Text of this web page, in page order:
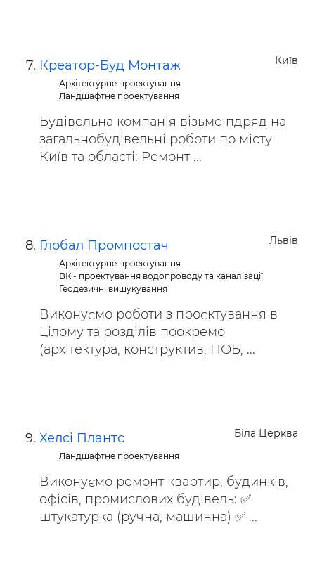
Київ
Креатор-Буд Монтаж
Архітектурне проектування
Ландшафтне проектування
Будівельна компанія візьме пдряд на
загальнобудівельні роботи по місту
Київ та області: Ремонт ...
Львів
Глобал Промпостач
Архітектурне проектування
ВК - проектування водопроводу та каналізації
Геодезичні вишукування
Виконуємо роботи з проєктування в
цілому та розділів поокремо
(архітектура, конструктив, ПОБ, ...
Біла Церква
Хелсі Плантс
Ландшафтне проектування
Виконуємо ремонт квартир, будинків,
офісів, промислових будівель: ✅
штукатурка (ручна, машинна) ✅ ...